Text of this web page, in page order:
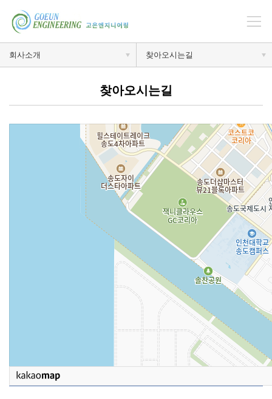
회사소개 찾아오시는길
찾아오시는길